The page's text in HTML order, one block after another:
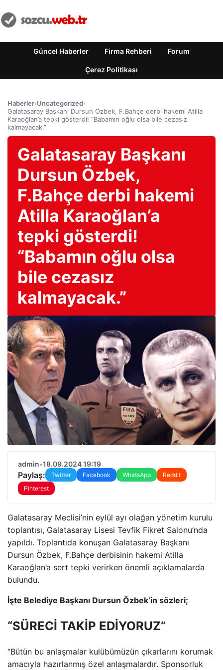
Güncel Haberler Firma Rehberi Forum
Çerez Politikası
Haberler›Uncategorized›
Galatasaray Başkanı Dursun Özbek, F.Bahçe derbi hakemi Atilla
Karaoğlan’a tepki gösterdi! “Babamın oğlu olsa bile cezasız
kalmayacak.”
Galatasaray Başkanı
Dursun Özbek,
F.Bahçe derbi hakemi
Atilla Karaoğlan’a
tepki gösterdi!
“Babamın oğlu olsa
bile cezasız
kalmayacak.”
admin•18.09.2024 19:19
Paylaş: Twitter Facebook WhatsApp
Reddit
Pinterest
Galatasaray Meclisi’nin eylül ayı olağan yönetim kurulu
toplantısı, Galatasaray Lisesi Tevfik Fikret Salonu’nda
yapıldı. Toplantıda konuşan Galatasaray Başkanı
Dursun Özbek, F.Bahçe derbisinin hakemi Atilla
Karaoğlan’a sert tepki verirken önemli açıklamalarda
bulundu.
İşte Belediye Başkanı Dursun Özbek’in sözleri;
“SÜRECİ TAKİP EDİYORUZ”
“Bütün bu anlaşmalar kulübümüzün çıkarlarını korumak
amacıyla hazırlanmış özel anlaşmalardır. Sponsorluk